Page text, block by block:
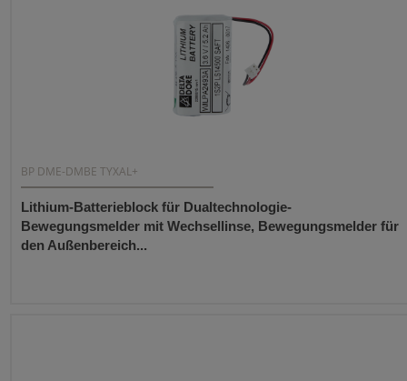
BP DME-DMBE TYXAL+
Lithium-Batterieblock für Dualtechnologie-
Bewegungsmelder mit Wechsellinse, Bewegungsmelder für
den Außenbereich...